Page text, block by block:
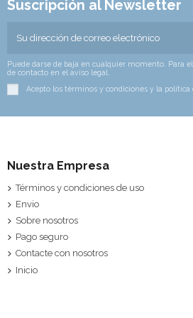
Suscripción al Newsletter
Puede darse de baja en cualquier momento. Para
de contacto en el aviso legal.
Acepto los términos y condiciones y la política
Nuestra Empresa
Términos y condiciones de uso
Envio
Sobre nosotros
Pago seguro
Contacte con nosotros
Inicio